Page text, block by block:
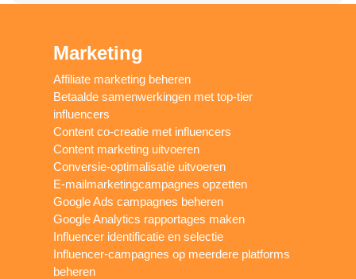
Marketing
Affiliate marketing beheren
Betaalde samenwerkingen met top-tier
influencers
Content co-creatie met influencers
Content marketing uitvoeren
Conversie-optimalisatie uitvoeren
E-mailmarketingcampagnes opzetten
Google Ads campagnes beheren
Google Analytics rapportages maken
Influencer identificatie en selectie
Influencer-campagnes op meerdere platforms
beheren